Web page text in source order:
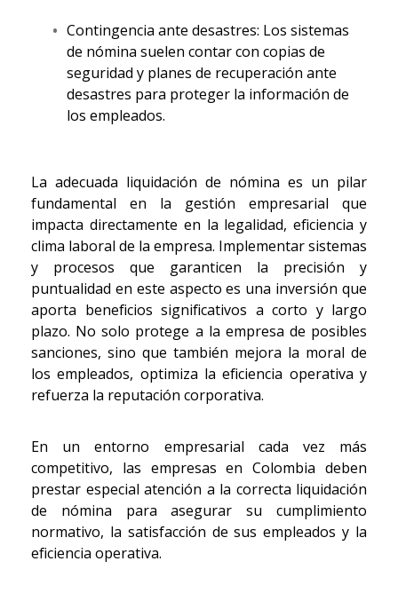
Contingencia ante desastres: Los sistemas
de nómina suelen contar con copias de
seguridad y planes de recuperación ante
desastres para proteger la información de
los empleados.
La adecuada liquidación de nómina es un pilar
fundamental en la gestión empresarial que
impacta directamente en la legalidad, eficiencia y
clima laboral de la empresa. Implementar sistemas
y procesos que garanticen la precisión y
puntualidad en este aspecto es una inversión que
aporta beneficios significativos a corto y largo
plazo. No solo protege a la empresa de posibles
sanciones, sino que también mejora la moral de
los empleados, optimiza la eficiencia operativa y
refuerza la reputación corporativa.
En un entorno empresarial cada vez más
competitivo, las empresas en Colombia deben
prestar especial atención a la correcta liquidación
de nómina para asegurar su cumplimiento
normativo, la satisfacción de sus empleados y la
eficiencia operativa.